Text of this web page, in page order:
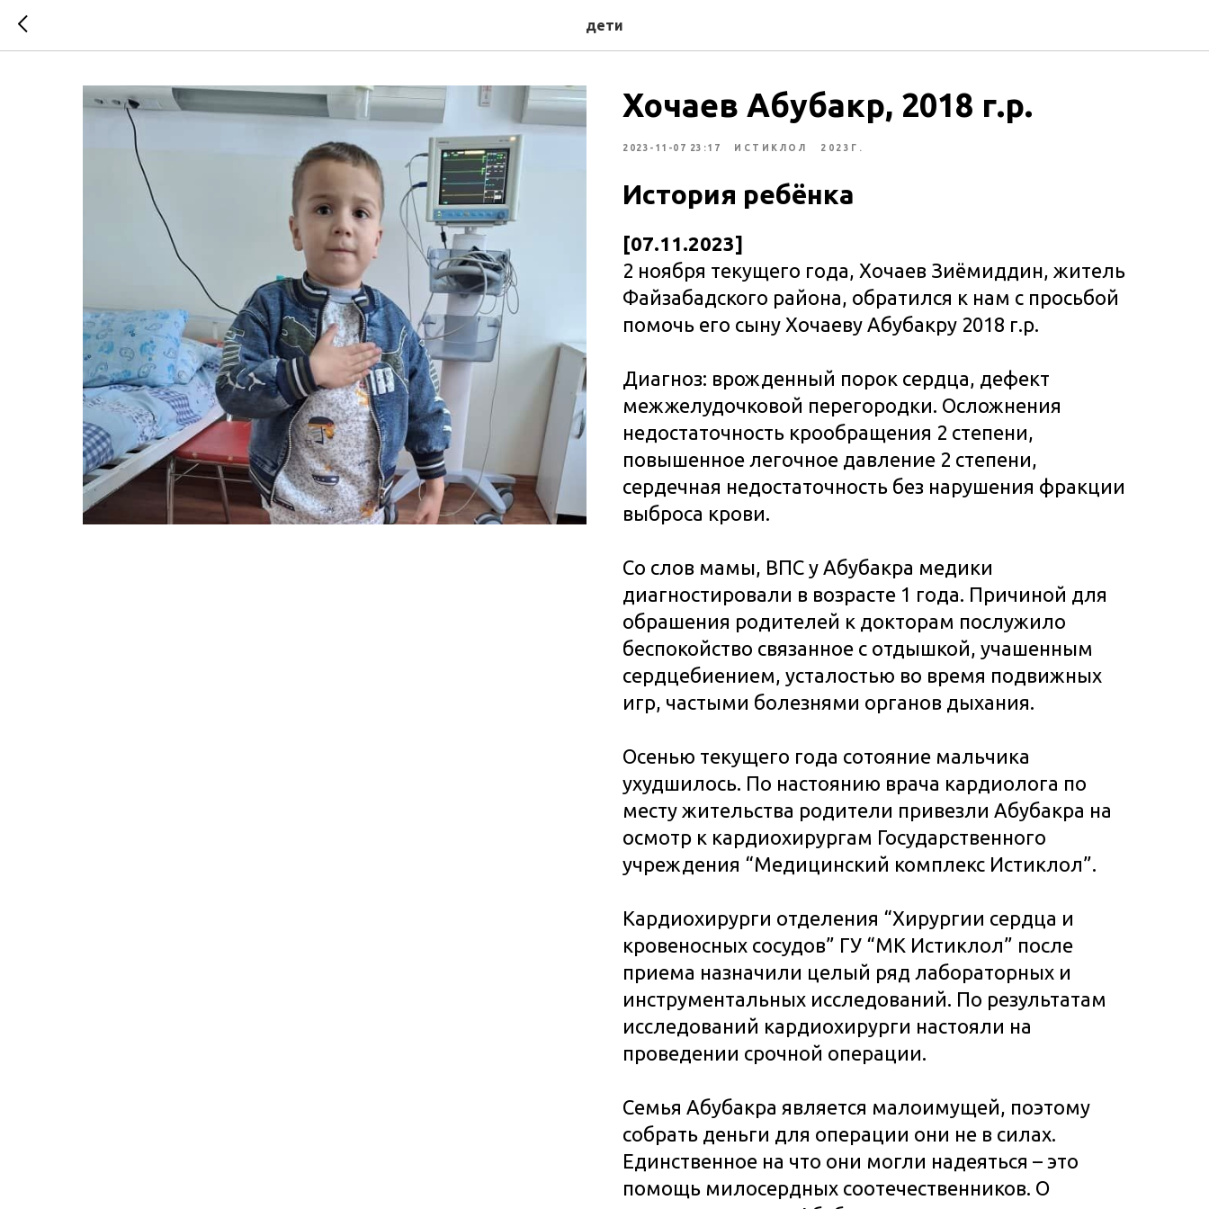
дети
Хочаев Абубакр, 2018 г.р.
2023-11-07 23:17 ИСТИКЛОЛ 2023Г.
История ребёнка
[07.11.2023]
2 ноября текущего года, Хочаев Зиёмиддин, житель
Файзабадского района, обратился к нам с просьбой
помочь его сыну Хочаеву Абубакру 2018 г.р.
Диагноз: врожденный порок сердца, дефект
межжелудочковой перегородки. Осложнения
недостаточность крообращения 2 степени,
повышенное легочное давление 2 степени,
сердечная недостаточность без нарушения фракции
выброса крови.
Со слов мамы, ВПС у Абубакра медики
диагностировали в возрасте 1 года. Причиной для
обрашения родителей к докторам послужило
беспокойство связанное с отдышкой, учашенным
сердцебиением, усталостью во время подвижных
игр, частыми болезнями органов дыхания.
Осенью текущего года сотояние мальчика
ухудшилось. По настоянию врача кардиолога по
месту жительства родители привезли Абубакра на
осмотр к кардиохирургам Государственного
учреждения “Медицинский комплекс Истиклол”.
Кардиохирурги отделения “Хирургии сердца и
кровеносных сосудов” ГУ “МК Истиклол” после
приема назначили целый ряд лабораторных и
инструментальных исследований. По результатам
исследований кардиохирурги настояли на
проведении срочной операции.
Семья Абубакра является малоимущей, поэтому
собрать деньги для операции они не в силах.
Единственное на что они могли надеяться – это
помощь милосердных соотечественников. О